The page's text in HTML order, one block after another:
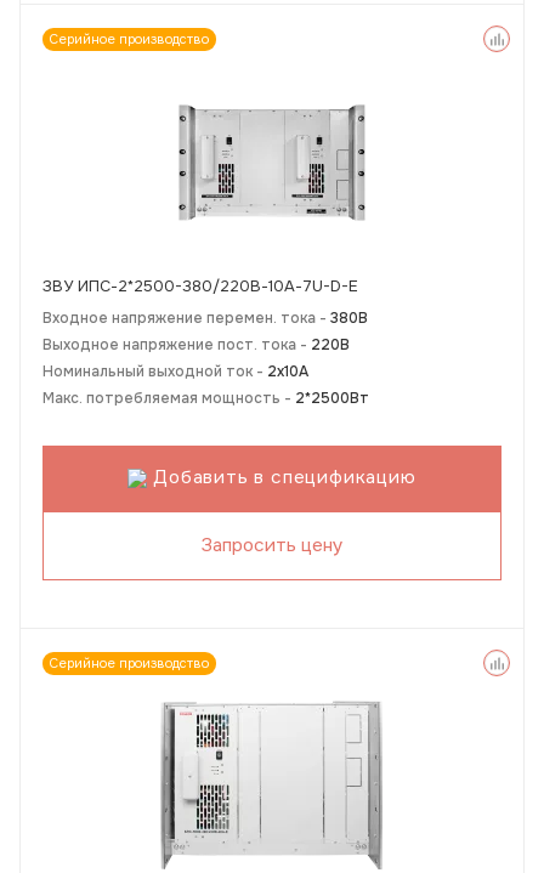
Серийное производство
ЗВУ ИПС-2*2500-380/220В-10А-7U-D-Е
Входное напряжение перемен. тока - 380В
Выходное напряжение пост. тока - 220В
Номинальный выходной ток - 2х10А
Макс. потребляемая мощность - 2*2500Вт
Добавить в спецификацию
Запросить цену
Серийное производство